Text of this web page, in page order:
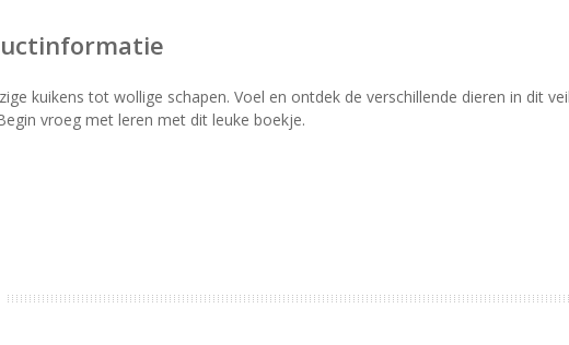
kuikens tot wollige schapen. Voel en ontdek de verschillende dieren in dit
vroeg met leren met dit leuke boekje.